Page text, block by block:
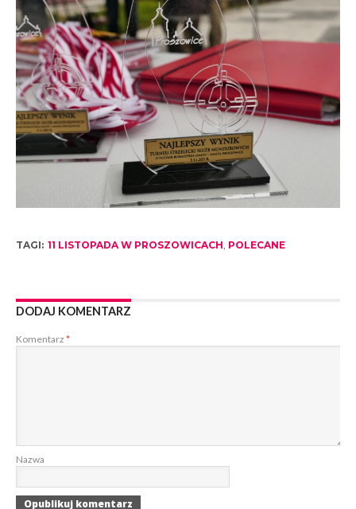
TAGI: 11 LISTOPADA W PROSZOWICACH POLECANE
DODAJ KOMENTARZ
Komentarz *
Nazwa